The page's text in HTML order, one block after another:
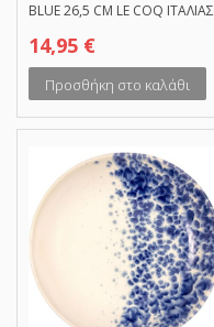
BLUE 26,5 CM LE COQ ΙΤΑΛΙΑΣ
14,95 €
Προσθήκη στο καλάθι